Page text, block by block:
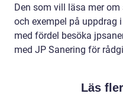
Den som vill läsa mer
och exempel på uppdrag
med fördel besöka
med JP Sanering för
Läs